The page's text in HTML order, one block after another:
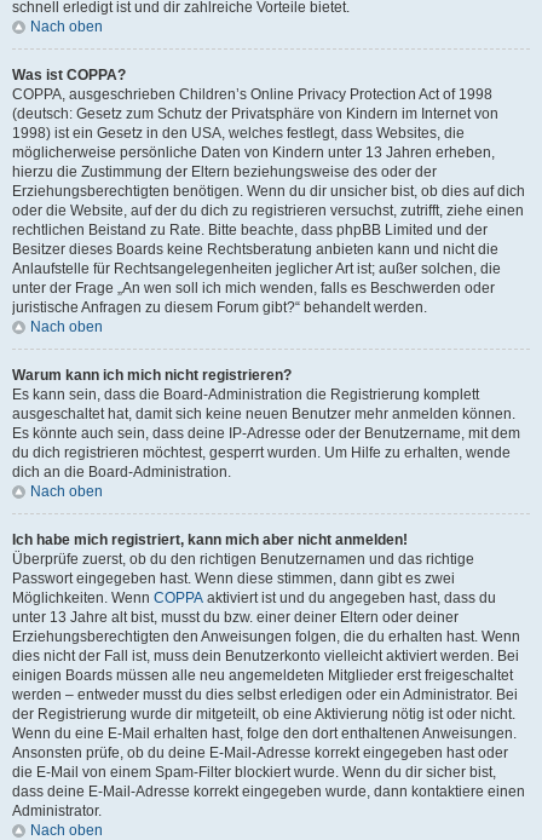
schnell erledigt ist und dir zahlreiche Vorteile bietet.
Nach oben
Was ist COPPA?
COPPA, ausgeschrieben Children’s Online Privacy Protection Act of 1998
(deutsch: Gesetz zum Schutz der Privatsphäre von Kindern im Internet von
1998) ist ein Gesetz in den USA, welches festlegt, dass Websites, die
möglicherweise persönliche Daten von Kindern unter 13 Jahren erheben,
hierzu die Zustimmung der Eltern beziehungsweise des oder der
Erziehungsberechtigten benötigen. Wenn du dir unsicher bist, ob dies auf dich
oder die Website, auf der du dich zu registrieren versuchst, zutrifft, ziehe einen
rechtlichen Beistand zu Rate. Bitte beachte, dass phpBB Limited und der
Besitzer dieses Boards keine Rechtsberatung anbieten kann und nicht die
Anlaufstelle für Rechtsangelegenheiten jeglicher Art ist; außer solchen, die
unter der Frage „An wen soll ich mich wenden, falls es Beschwerden oder
juristische Anfragen zu diesem Forum gibt?“ behandelt werden.
Nach oben
Warum kann ich mich nicht registrieren?
Es kann sein, dass die Board-Administration die Registrierung komplett
ausgeschaltet hat, damit sich keine neuen Benutzer mehr anmelden können.
Es könnte auch sein, dass deine IP-Adresse oder der Benutzername, mit dem
du dich registrieren möchtest, gesperrt wurden. Um Hilfe zu erhalten, wende
dich an die Board-Administration.
Nach oben
Ich habe mich registriert, kann mich aber nicht anmelden!
Überprüfe zuerst, ob du den richtigen Benutzernamen und das richtige
Passwort eingegeben hast. Wenn diese stimmen, dann gibt es zwei
Möglichkeiten. Wenn COPPA aktiviert ist und du angegeben hast, dass du
unter 13 Jahre alt bist, musst du bzw. einer deiner Eltern oder deiner
Erziehungsberechtigten den Anweisungen folgen, die du erhalten hast. Wenn
dies nicht der Fall ist, muss dein Benutzerkonto vielleicht aktiviert werden. Bei
einigen Boards müssen alle neu angemeldeten Mitglieder erst freigeschaltet
werden – entweder musst du dies selbst erledigen oder ein Administrator. Bei
der Registrierung wurde dir mitgeteilt, ob eine Aktivierung nötig ist oder nicht.
Wenn du eine E-Mail erhalten hast, folge den dort enthaltenen Anweisungen.
Ansonsten prüfe, ob du deine E-Mail-Adresse korrekt eingegeben hast oder
die E-Mail von einem Spam-Filter blockiert wurde. Wenn du dir sicher bist,
dass deine E-Mail-Adresse korrekt eingegeben wurde, dann kontaktiere einen
Administrator.
Nach oben